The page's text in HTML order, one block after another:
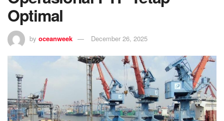
Optimal
by oceanweek December 26, 2025